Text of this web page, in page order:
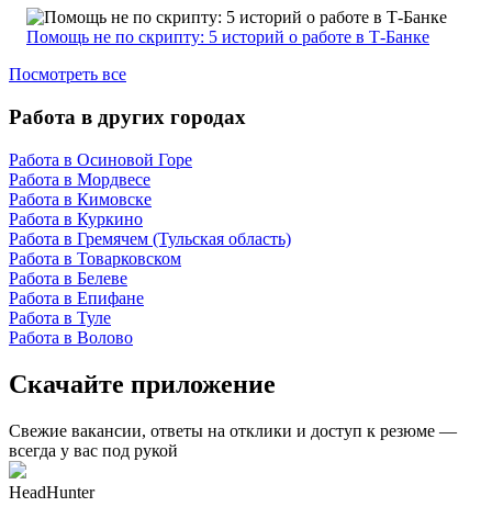
Помощь не по скрипту: 5 историй о работе в Т-Банке
Посмотреть все
Работа в других городах
Работа в Осиновой Горе
Работа в Мордвесе
Работа в Кимовске
Работа в Куркино
Работа в Гремячем (Тульская область)
Работа в Товарковском
Работа в Белеве
Работа в Епифане
Работа в Туле
Работа в Волово
Скачайте приложение
Свежие вакансии, ответы на отклики и доступ к резюме —
всегда у вас под рукой
HeadHunter